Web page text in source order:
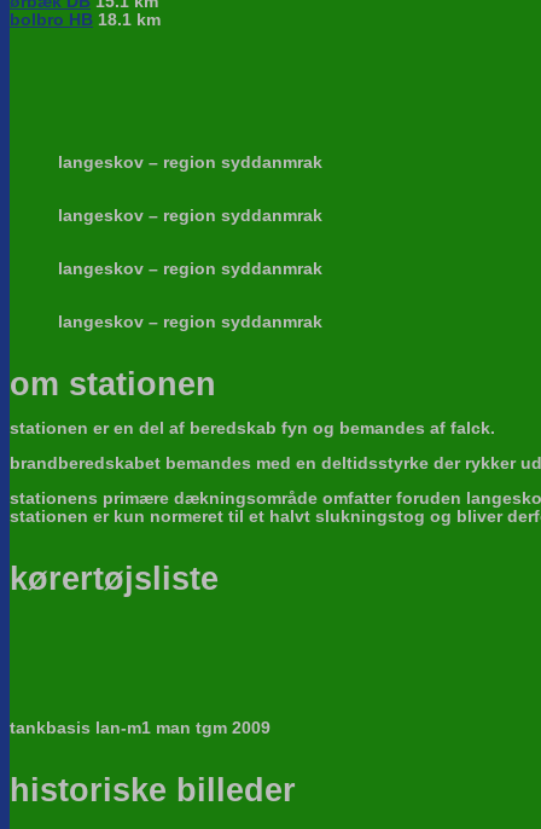
bolbro HB 18.1 km
langeskov – region syddanmrak
langeskov – region syddanmrak
langeskov – region syddanmrak
langeskov – region syddanmrak
om stationen
stationen er en del af beredskab fyn og bemandes af falck.
brandberedskabet bemandes med en deltidsstyrke der rykker
stationens primære dækningsområde omfatter foruden
stationen er kun normeret til et halvt slukningstog og bliver
kørertøjsliste
tankbasis lan-m1 man tgm 2009
historiske billeder